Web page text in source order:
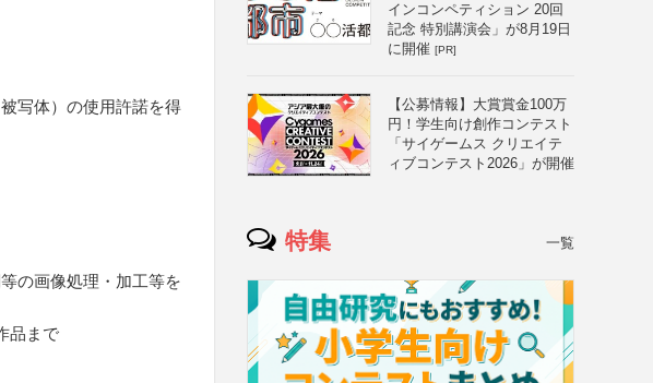
写体）の使用許諾を得
の画像処理・加工等を
品まで
インコンペティション 20回
記念 特別講演会」が8月19日
に開催 [PR]
【公募情報】大賞賞金100万
円！学生向け創作コンテスト
「サイゲームス クリエイテ
ィブコンテスト2026」が開催
特集 一覧